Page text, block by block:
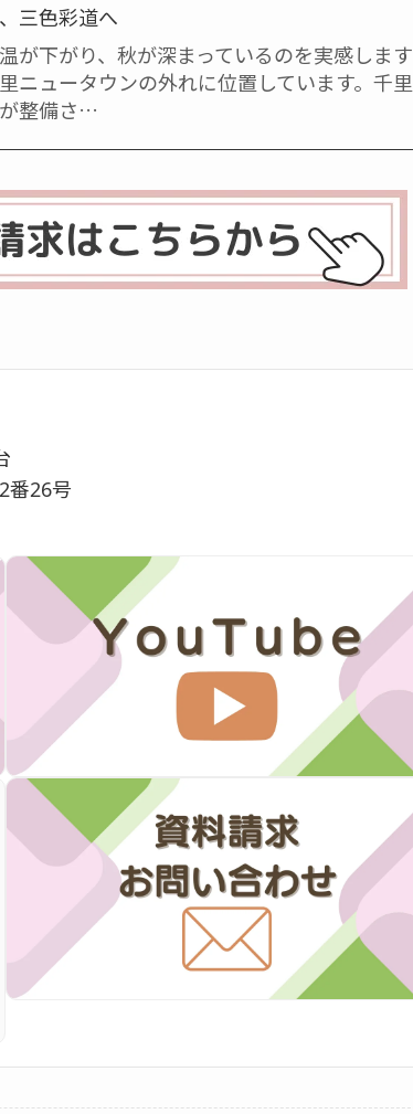
三色彩道へ
が下がり、秋が深まっているのを実感します
ニュータウンの外れに位置しています。千里
整備さ…
番26号